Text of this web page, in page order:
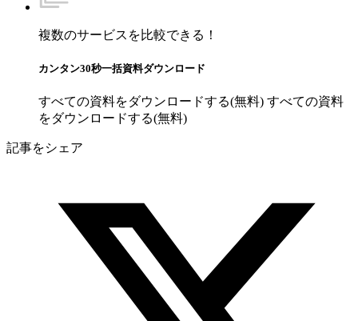
複数のサービスを比較できる！
カンタン30秒一括資料ダウンロード
すべての資料をダウンロードする(無料) すべての資料
をダウンロードする(無料)
記事をシェア